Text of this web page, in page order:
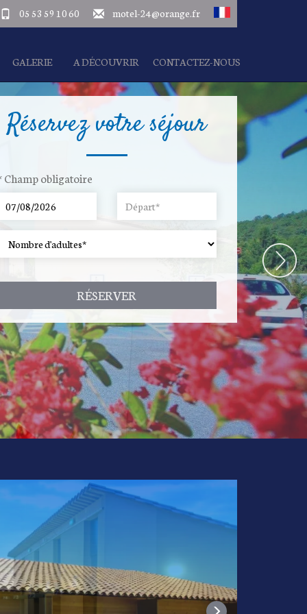
05 53 59 10 60 motel-24@orange.fr
GALERIE A DÉCOUVRIR CONTACTEZ-NOUS
Réservez votre séjour
Champ obligatoire
RÉSERVER